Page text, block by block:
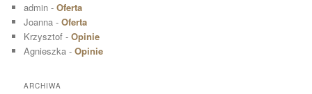
admin -Oferta
Joanna -Oferta
Krzysztof -Opinie
Agnieszka -Opinie
ARCHIWA